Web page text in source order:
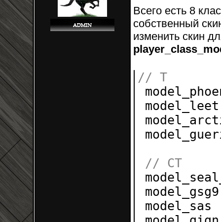
Всего есть 8
собственный
изменить скин
// T
// CT